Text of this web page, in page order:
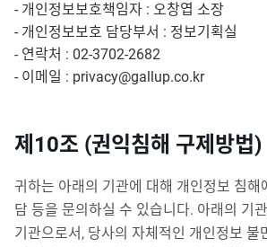
- 개인정보보호책임자 : 오창엽 소장
- 개인정보보호 담당부서 : 정보기획실
- 연락처 : 02-3702-2682
- 이메일 : privacy@gallup.co.kr
제10조 (권익침해 구제방법)
귀하는 아래의 기관에 대해 개인정보 침해
담 등을 문의하실 수 있습니다. 아래의 기
기관으로서, 당사의 자체적인 개인정보 불